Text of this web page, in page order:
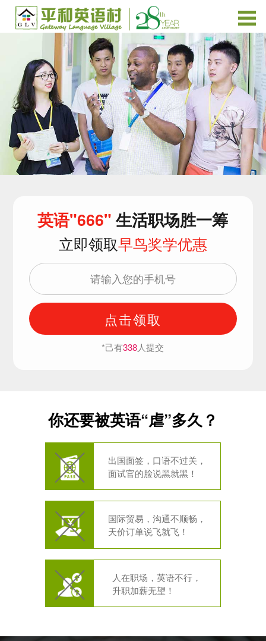
英语"666"生活职场胜一筹
立即领取早鸟奖学优惠
点击领取
*己有338人提交
你还要被英语“虐”多久？
出国面签，口语不过关，
面试官的脸说黑就黑！
国际贸易，沟通不顺畅，
天价订单说飞就飞！
人在职场，英语不行，
升职加薪无望！